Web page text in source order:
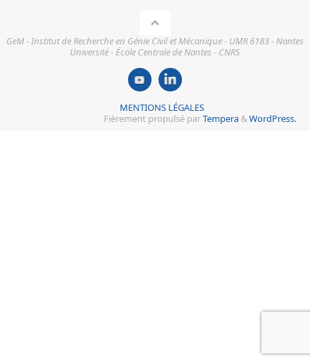
GeM - Institut de Recherche en Génie Civil et Mécanique - UMR 6183 - Nantes
Université - École Centrale de Nantes - CNRS
MENTIONS LÉGALES
Fièrement propulsé parTempera &WordPress.